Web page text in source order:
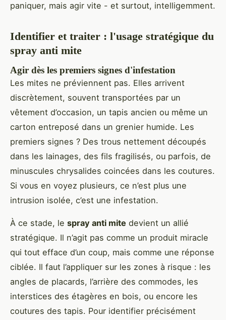
paniquer, mais agir vite - et surtout, intelligemment.
Identifier et traiter : l'usage stratégique du
spray anti mite
Agir dès les premiers signes d'infestation
Les mites ne préviennent pas. Elles arrivent
discrètement, souvent transportées par un
vêtement d’occasion, un tapis ancien ou même un
carton entreposé dans un grenier humide. Les
premiers signes ? Des trous nettement découpés
dans les lainages, des fils fragilisés, ou parfois, de
minuscules chrysalides coincées dans les coutures.
Si vous en voyez plusieurs, ce n’est plus une
intrusion isolée, c’est une infestation.
À ce stade, le spray anti mite devient un allié
stratégique. Il n’agit pas comme un produit miracle
qui tout efface d’un coup, mais comme une réponse
ciblée. Il faut l’appliquer sur les zones à risque : les
angles de placards, l’arrière des commodes, les
interstices des étagères en bois, ou encore les
coutures des tapis. Pour identifier précisément